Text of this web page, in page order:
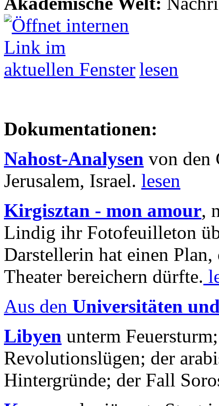
lesen
Dokumentationen:
Nahost-Analysen von den
Jerusalem, Israel. lesen
Kirgisztan - mon amour,
Lindig ihr Fotofeuilleton
Darstellerin hat einen Plan,
Theater bereichern dürfte.
Aus den Universitäten
Libyen unterm
Revolutionslügen; der
Hintergründe; der Fall